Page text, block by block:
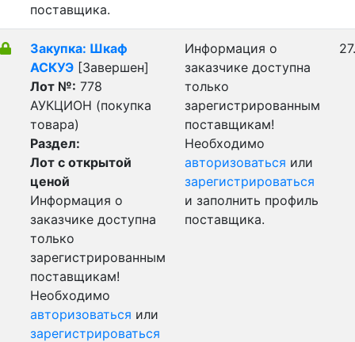
поставщика.
Закупка: Шкаф
АСКУЭ [Завершен]
Лот №: 778
АУКЦИОН (покупка
товара)
Раздел:
Лот с открытой
ценой
Информация о
заказчике доступна
только
зарегистрированным
поставщикам!
Необходимо
авторизоваться или
зарегистрироваться
Информация о
заказчике доступна
только
зарегистрированным
поставщикам!
Необходимо
авторизоваться или
зарегистрироваться
и заполнить профиль
поставщика.